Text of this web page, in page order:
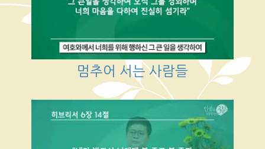
멈추어 서는 사람들